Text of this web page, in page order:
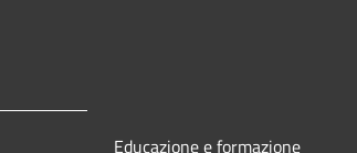
Educazione e formazione